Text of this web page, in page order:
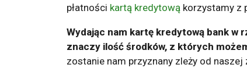
płatności kartą kredytową korzystamy z
Wydając nam kartę kredytową bank
znaczy ilość środków, z których
zostanie nam przyznany zleży od